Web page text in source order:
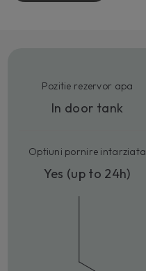
Pozitie rezervor apa
In door tank
Optiuni pornire intarziata
Yes (up to 24h)